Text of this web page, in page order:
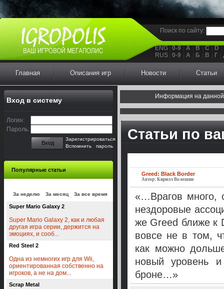
Поиск по сайту:
ENG 0-9 A B C
D
RUS 0-9 А Б В Г
Главная Описания игр Новости Статьи
Вход в систему
Логин:
Пароль:
Вход
Зарегистрироваться
Вспомнить пароль
Популярные статьи
За неделю За месяц За все время
Super Mario Galaxy 2
Super Mario Galaxy 2, как и любая
другая игра серии, держится на
эмоциях, и сооб...
Red Steel 2
Одна из немногих игр для Wii,
ориентированная собственно на
игроков, а не на дом...
Scrap Metal
Информация на
Статьи по
Greed: Black Border
Автор: Кирилл Волошин
«…Врагов много,
нездоровые
же Greed ближе к
вовсе не в том,
как можно
новый уровень
броне…»